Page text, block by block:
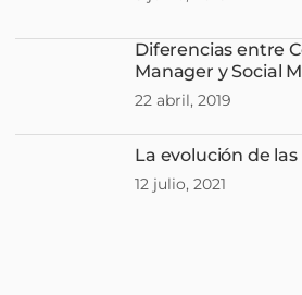
Diferencias entre
Manager y Social
22 abril, 2019
La evolución de
12 julio, 2021